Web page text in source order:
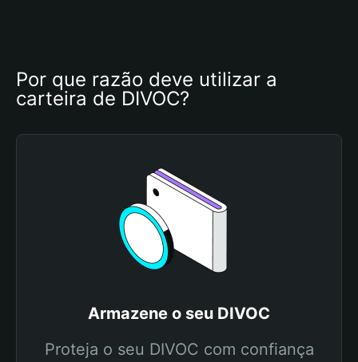
Por que razão deve utilizar a
carteira de DIVOC?
Armazene o seu DIVOC
Proteja o seu DIVOC com confiança